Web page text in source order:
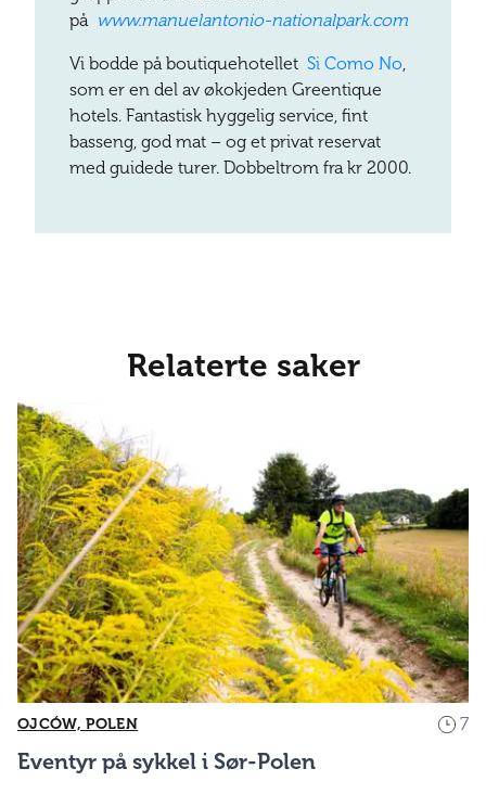
på www.manuelantonio-nationalpark.com
Vi bodde på boutiquehotellet Si Como No
som er en del av økokjeden Greentique
hotels. Fantastisk hyggelig service, fint
basseng, god mat – og et privat reservat
med guidede turer. Dobbeltrom fra kr 2000.
Relaterte saker
OJCÓW, POLEN 7
Eventyr på sykkel i Sør-Polen